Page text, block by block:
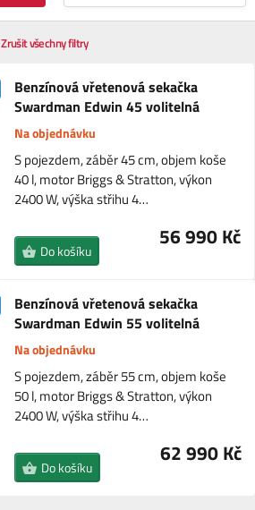
Zrušit všechny filtry
Benzínová vřetenová sekačka
Swardman Edwin 45 volitelná
Na objednávku
S pojezdem, záběr 45 cm, objem koše
40 l, motor Briggs & Stratton, výkon
2400 W, výška střihu 4…
56 990 Kč
Do košíku
Benzínová vřetenová sekačka
Swardman Edwin 55 volitelná
Na objednávku
S pojezdem, záběr 55 cm, objem koše
50 l, motor Briggs & Stratton, výkon
2400 W, výška střihu 4…
62 990 Kč
Do košíku